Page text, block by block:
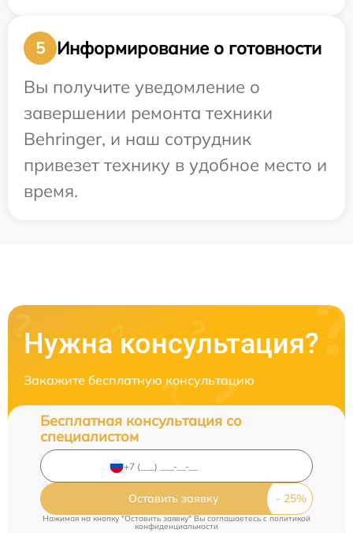
5
Информирование о готовности
Вы получите уведомление о
завершении ремонта техники
Behringer, и наш сотрудник
привезет технику в удобное место и
время.
Нужна консультация?
Закажите бесплатную консультацию
Бесплатная консультация со
специалистом
Оставить заявку
Нажимая на кнопку "Оставить заявку" Вы соглашаетесь c политикой
конфиденциальности